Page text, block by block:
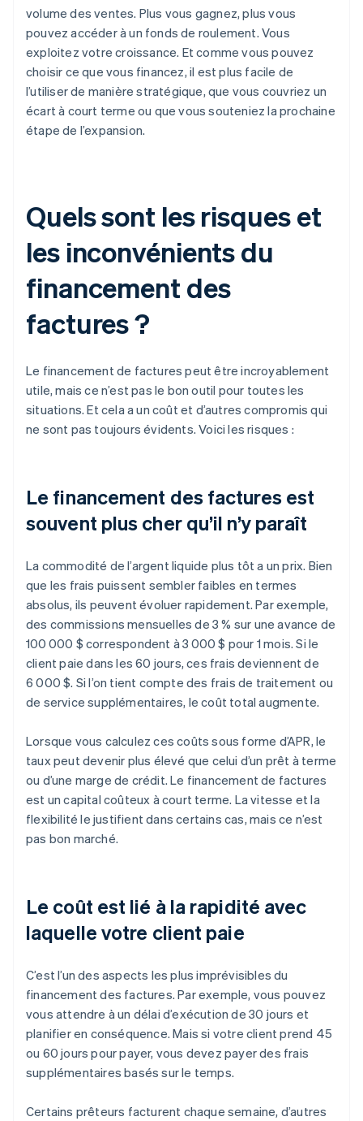
volume des ventes. Plus vous gagnez, plus vous
pouvez accéder à un fonds de roulement. Vous
exploitez votre croissance. Et comme vous pouvez
choisir ce que vous financez, il est plus facile de
l’utiliser de manière stratégique, que vous couvriez un
écart à court terme ou que vous souteniez la prochaine
étape de l’expansion.
Quels sont les risques et
les inconvénients du
financement des
factures ?
Le financement de factures peut être incroyablement
utile, mais ce n’est pas le bon outil pour toutes les
situations. Et cela a un coût et d’autres compromis qui
ne sont pas toujours évidents. Voici les risques :
Le financement des factures est
souvent plus cher qu’il n’y paraît
La commodité de l’argent liquide plus tôt a un prix. Bien
que les frais puissent sembler faibles en termes
absolus, ils peuvent évoluer rapidement. Par exemple,
des commissions mensuelles de 3 % sur une avance de
100 000 $ correspondent à 3 000 $ pour 1 mois. Si le
client paie dans les 60 jours, ces frais deviennent de
6 000 $. Si l’on tient compte des frais de traitement ou
de service supplémentaires, le coût total augmente.
Lorsque vous calculez ces coûts sous forme d’APR, le
taux peut devenir plus élevé que celui d’un prêt à terme
ou d’une marge de crédit. Le financement de factures
est un capital coûteux à court terme. La vitesse et la
flexibilité le justifient dans certains cas, mais ce n’est
pas bon marché.
Le coût est lié à la rapidité avec
laquelle votre client paie
C’est l’un des aspects les plus imprévisibles du
financement des factures. Par exemple, vous pouvez
vous attendre à un délai d’exécution de 30 jours et
planifier en conséquence. Mais si votre client prend 45
ou 60 jours pour payer, vous devez payer des frais
supplémentaires basés sur le temps.
Certains prêteurs facturent chaque semaine, d’autres